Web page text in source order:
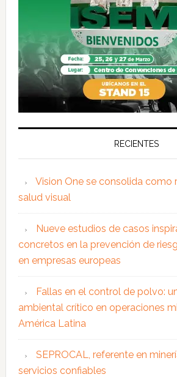
RECIENTES
Vision One se consolida como
salud visual
Nueve estudios de casos
concretos en la prevención de
en empresas europeas
Fallas en el control de polvo:
ambiental crítico en operaciones
América Latina
SEPROCAL, referente en
servicios confiables